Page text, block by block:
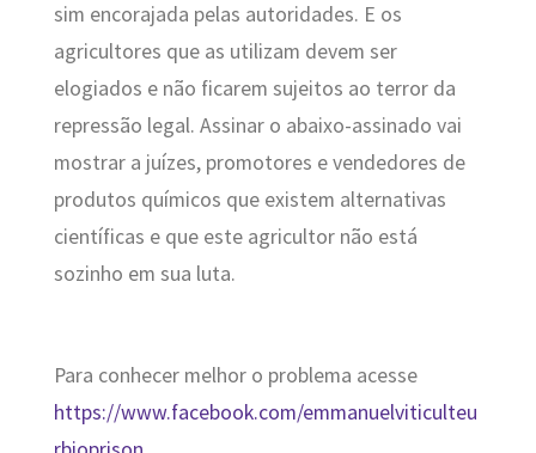
sim encorajada pelas autoridades. E os
agricultores que as utilizam devem ser
elogiados e não ficarem sujeitos ao terror da
repressão legal. Assinar o abaixo-assinado vai
mostrar a juízes, promotores e vendedores de
produtos químicos que existem alternativas
científicas e que este agricultor não está
sozinho em sua luta.
Para conhecer melhor o problema acesse
https://www.facebook.com/emmanuelviticulteu